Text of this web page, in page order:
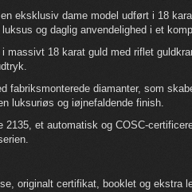
eksklusiv dame model udført i 18
og daglig anvendelighed i et
massivt 18 karat guld med riflet
fabriksmonterede diamanter, som
luksuriøs og iøjnefaldende finish.
2135, et automatisk og COSC-
originalt certifikat, booklet og ekstra